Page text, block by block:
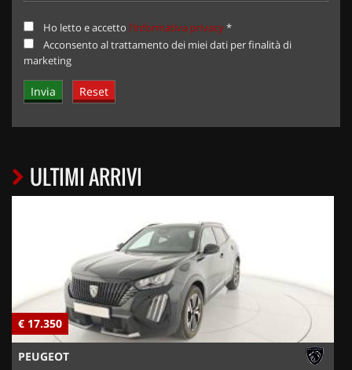
Ho letto e accetto l'informativa privacy*
Acconsento al trattamento dei miei dati per finalità di
marketing
ULTIMI ARRIVI
€ 17.350
PEUGEOT